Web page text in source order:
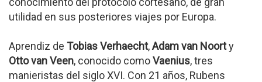
utilidad en sus posteriores viajes por Europa.
Aprendiz de Tobias Verhaecht,Adam van Noorty
Otto van Veen, conocido comoVaenius, tres
manieristas del siglo XVI. Con 21 años, Rubens